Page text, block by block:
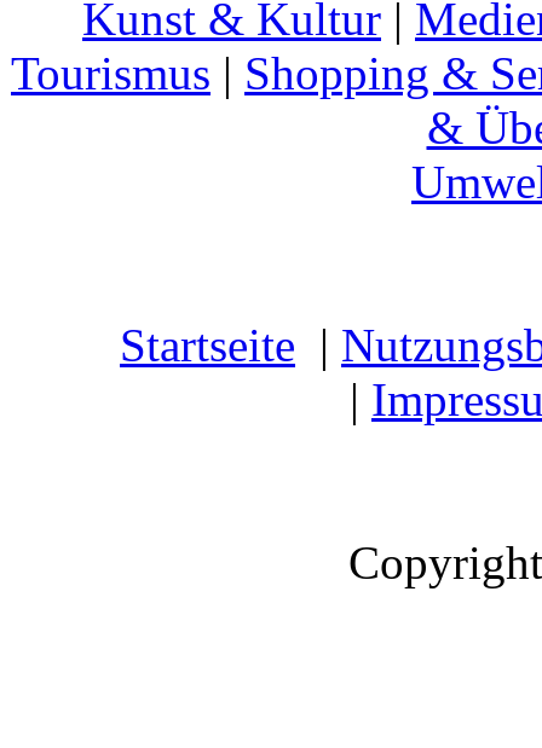
Kunst & Kultur |
Tourismus | Shopping &
&
Startseite |
|